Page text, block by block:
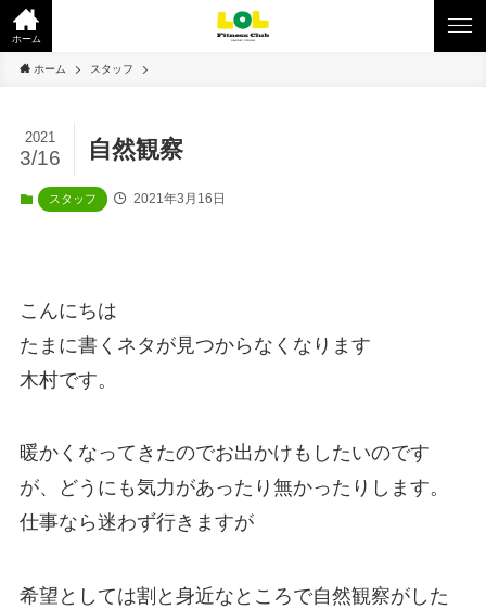
ホーム
ホーム スタッフ
自然観察
2021
3/16
スタッフ 2021年3月16日
こんにちは
たまに書くネタが見つからなくなります
木村です。
暖かくなってきたのでお出かけもしたいのです
が、どうにも気力があったり無かったりします。
仕事なら迷わず行きますが
希望としては割と身近なところで自然観察がした